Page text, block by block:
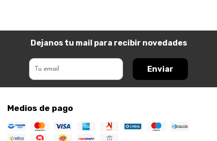
Dejanos tu mail para recibir novedades
Enviar
Medios de pago